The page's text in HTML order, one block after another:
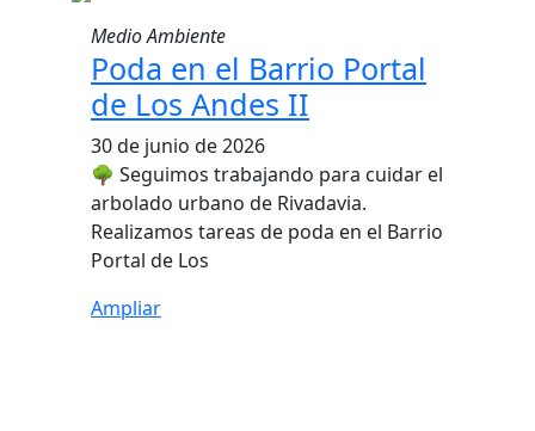
Medio Ambiente
Poda en el Barrio Portal
de Los Andes II
30 de junio de 2026
🌳 Seguimos trabajando para cuidar el
arbolado urbano de Rivadavia.
Realizamos tareas de poda en el Barrio
Portal de Los
Ampliar